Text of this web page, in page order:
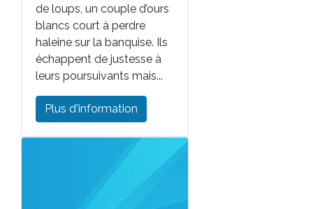
de loups, un couple d’ours
blancs court à perdre
haleine sur la banquise. Ils
échappent de justesse à
leurs poursuivants mais...
Plus d'information